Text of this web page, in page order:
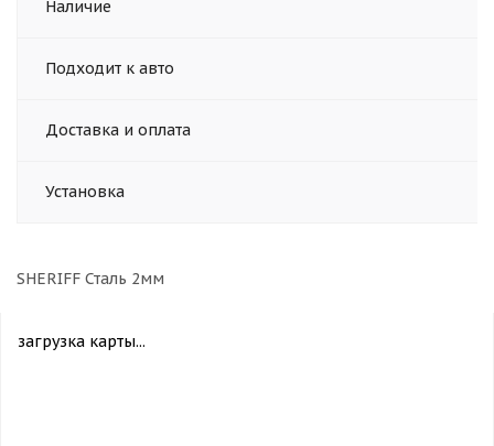
Наличие
Подходит к авто
Доставка и оплата
Установка
SHERIFF Сталь 2мм
загрузка карты...